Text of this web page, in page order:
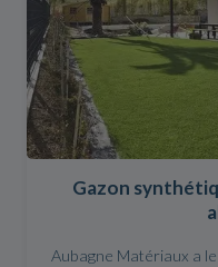
Gazon
Aubagne Matériaux a